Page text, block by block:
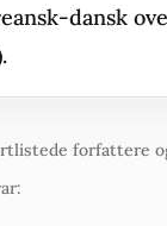
dansk
forfattere